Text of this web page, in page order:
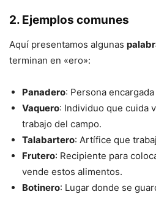
2. Ejemplos comunes
Aquí presentamos algunas
terminan en «ero»:
Panadero: Persona
Vaquero: Individuo que cuida
trabajo del campo.
Talabartero: Artífice que
Frutero: Recipiente para
vende estos alimentos.
Botinero: Lugar donde se